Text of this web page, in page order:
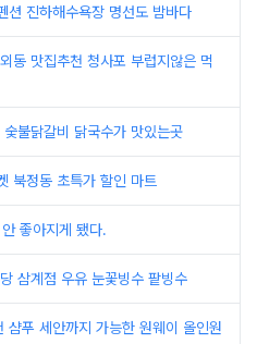
션 진하해수욕장 명선도 밤바다
동 맛집추천 청사포 부럽지않은 먹
불닭갈비 닭국수가 맛있는곳
북정동 초특가 할인 마트
좋아지게 됐다.
삼계점 우유 눈꽃빙수 팥빙수
샴푸 세안까지 가능한 원웨이 올인원